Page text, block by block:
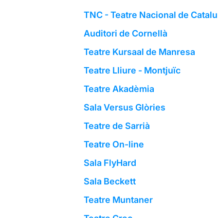
TNC - Teatre Nacional de
Auditori de Cornellà
Teatre Kursaal de Manresa
Teatre Lliure - Montjuïc
Teatre Akadèmia
Sala Versus Glòries
Teatre de Sarrià
Teatre On-line
Sala FlyHard
Sala Beckett
Teatre Muntaner